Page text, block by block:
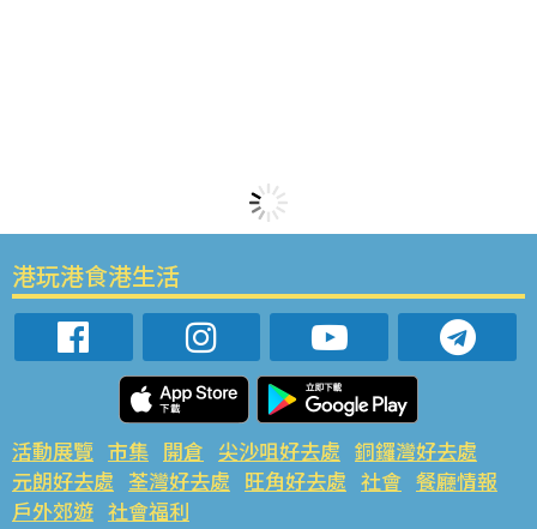
港玩港食港生活
活動展覽 市集 開倉 尖沙咀好去處 銅鑼灣好去處
元朗好去處 荃灣好去處 旺角好去處 社會 餐廳情報
戶外郊遊 社會福利